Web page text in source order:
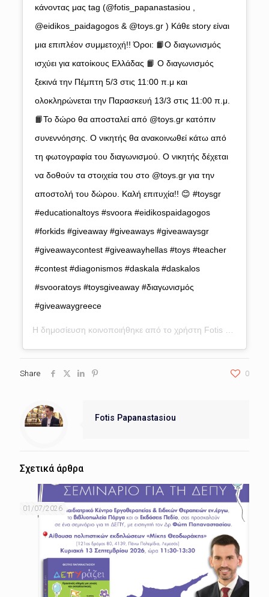
κάνοντας μας tag (@fotis_papanastasiou ,
@eidikos_paidagogos & @toys.gr ) Κάθε story είναι
μια επιπλέον συμμετοχή!! Όροι: 📙Ο διαγωνισμός
ισχύει για κατοίκους Ελλάδας 📙 Ο διαγωνισμός
ξεκινά την Πέμπτη 5/3 στις 11:00 π.μ και
ολοκληρώνεται την Παρασκευή 13/3 στις 11:00 π.μ.
📙Το δώρο θα αποσταλεί από @toys.gr κατόπιν
συνεννόησης. Ο νικητής θα ανακοινωθεί κάτω από
τη φωτογραφία του διαγωνισμού. Ο νικητής δέχεται
να δοθούν τα στοιχεία του στο @toys.gr για την
αποστολή του δώρου. Καλή επιτυχία!! 😊 #toysgr
#educationaltoys #svoora #eidikospaidagogos
#forkids #giveaway #giveaways #giveawaysgr
#giveawaycontest #giveawayhellas #toys #teacher
#contest #diagonismos #daskala #daskalos
#svooratoys #toysgiveaway #διαγωνισμός
#giveawaygreece
Η δημοσίευση κοινοποιήθηκε από το χρήστη Fotis Papanastasiou
Share 0
Fotis Papanastasiou
Σχετικά άρθρα
01/07/2026